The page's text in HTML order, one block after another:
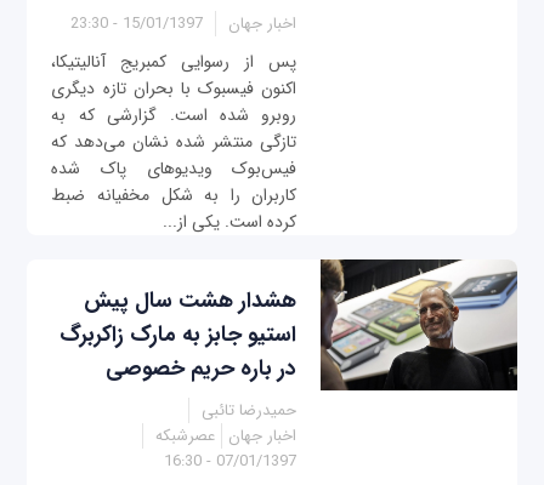
اخبار جهان 15/01/1397 - 23:30
پس از رسوایی کمبریج آنالیتیکا،
اکنون فیسبوک با بحران تازه دیگری
روبرو شده است. گزارشی که به
تازگی منتشر شده نشان می‌دهد که
فیس‌بوک ویدیوهای پاک شده
کاربران را به شکل مخفیانه ضبط
کرده است. یکی از...
هشدار هشت سال پیش
استیو جابز به مارک زاکربرگ
در باره حریم خصوصی
حمیدرضا تائبی
اخبار جهان عصرشبکه
07/01/1397 - 16:30